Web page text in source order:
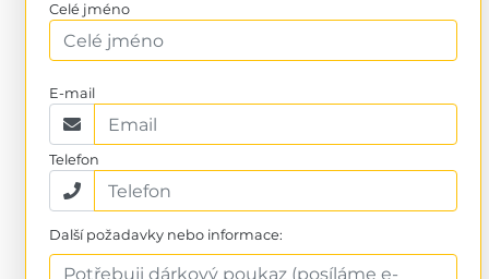
Celé jméno
E-mail
Telefon
Další požadavky nebo informace: